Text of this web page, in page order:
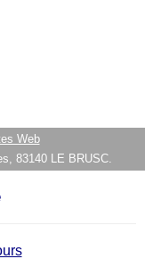
Web
83140 LE BRUSC.